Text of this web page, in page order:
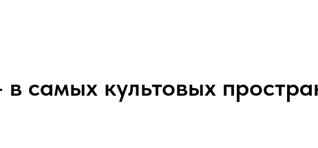
самых культовых